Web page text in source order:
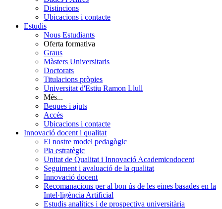
Distincions
Ubicacions i contacte
Estudis
Nous Estudiants
Oferta formativa
Graus
Màsters Universitaris
Doctorats
Titulacions pròpies
Universitat d'Estiu Ramon Llull
Més...
Beques i ajuts
Accés
Ubicacions i contacte
Innovació docent i qualitat
El nostre model pedagògic
Pla estratègic
Unitat de Qualitat i Innovació Academicodocent
Seguiment i avaluació de la qualitat
Innovació docent
Recomanacions per al bon ús de les eines basades en la
Intel·ligència Artificial
Estudis analítics i de prospectiva universitària